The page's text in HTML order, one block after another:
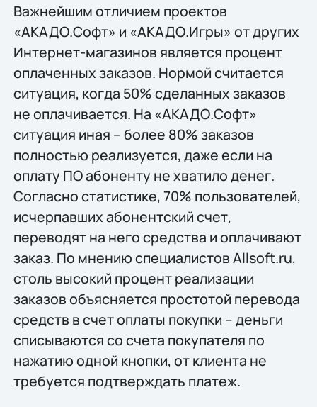
Важнейшим отличием проектов
«АКАДО.Софт» и «АКАДО.Игры» от других
Интернет-магазинов является процент
оплаченных заказов. Нормой считается
ситуация, когда 50% сделанных заказов
не оплачивается. На «АКАДО.Софт»
ситуация иная – более 80% заказов
полностью реализуется, даже если на
оплату ПО абоненту не хватило денег.
Согласно статистике, 70% пользователей,
исчерпавших абонентский счет,
переводят на него средства и оплачивают
заказ. По мнению специалистов Allsoft.ru,
столь высокий процент реализации
заказов объясняется простотой перевода
средств в счет оплаты покупки – деньги
списываются со счета покупателя по
нажатию одной кнопки, от клиента не
требуется подтверждать платеж.